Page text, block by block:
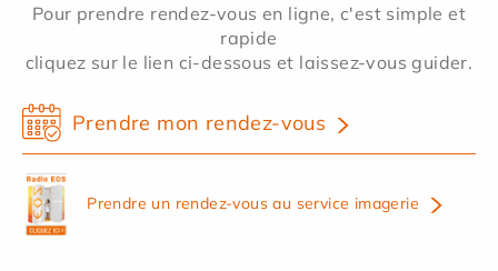
Pour prendre rendez-vous en ligne, c'est simple et
rapide
cliquez sur le lien ci-dessous et laissez-vous guider.
Prendre mon rendez-vous
Prendre un rendez-vous au service imagerie